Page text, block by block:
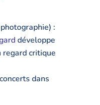
:
développe
regard critique
dans